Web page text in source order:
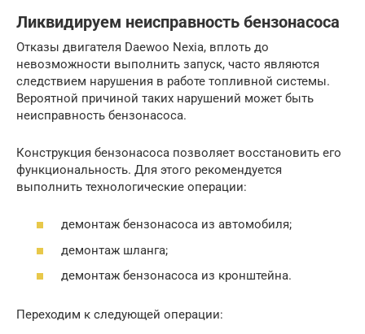
Ликвидируем неисправность бензонасоса
Отказы двигателя Daewoo Nexia, вплоть до
невозможности выполнить запуск, часто являются
следствием нарушения в работе топливной системы.
Вероятной причиной таких нарушений может быть
неисправность бензонасоса.
Конструкция бензонасоса позволяет восстановить его
функциональность. Для этого рекомендуется
выполнить технологические операции:
демонтаж бензонасоса из автомобиля;
демонтаж шланга;
демонтаж бензонасоса из кронштейна.
Переходим к следующей операции: